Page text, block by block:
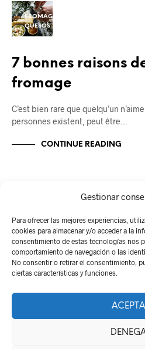
Gestionar
Para ofrecer las mejores experiencias,
cookies para almacenar y/o acceder a la
consentimiento de estas tecnologías nos
comportamiento de navegación o las
No consentir o retirar el consentimiento,
ciertas características y funciones.
FROMAGE
QUESOS
7 bonnes raisons
fromage
C’est bien rare que quelqu’un
personnes existent, peut être…
CONTINUE READING
A propos de
Mentions
Utilisation des